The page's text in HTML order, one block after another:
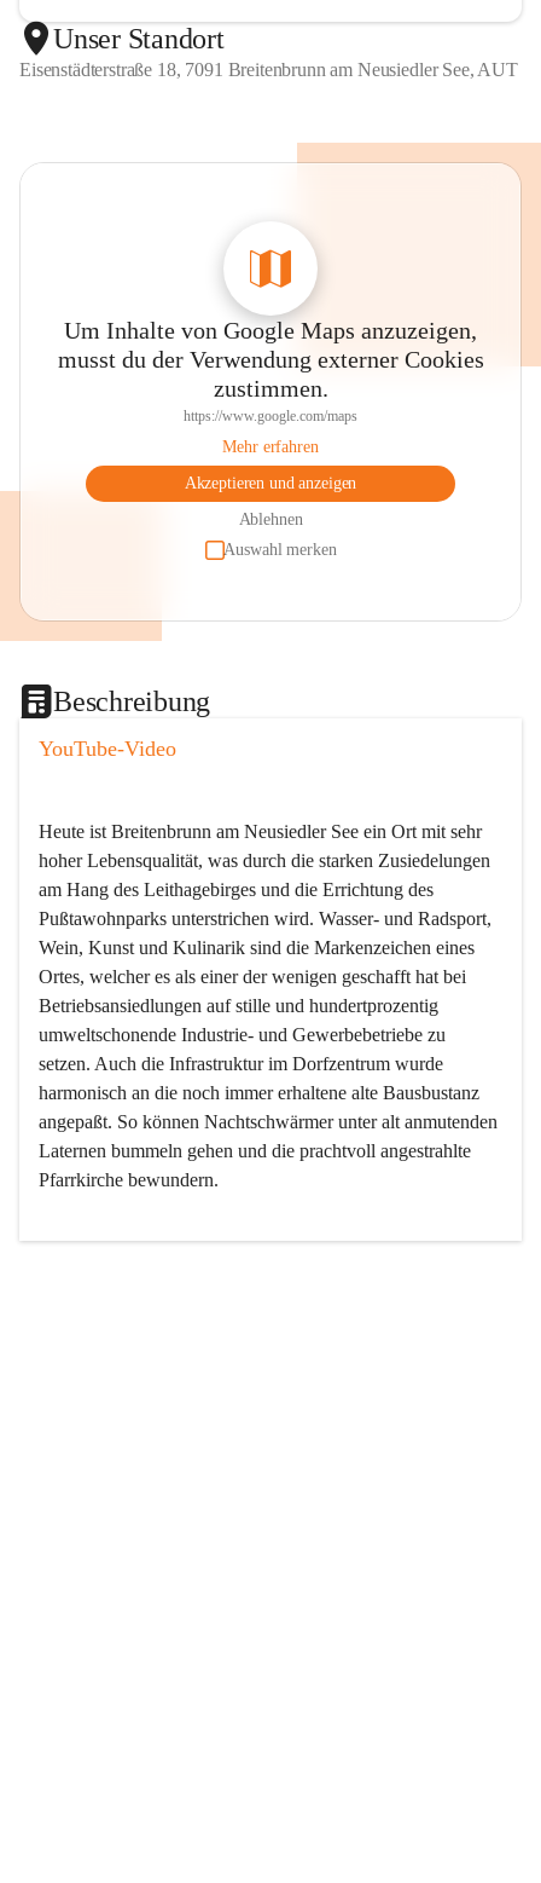
Unser Standort
Eisenstädterstraße 18, 7091 Breitenbrunn am Neusiedler See, AUT
Um Inhalte von Google Maps anzuzeigen,
musst du der Verwendung externer Cookies
zustimmen.
https://www.google.com/maps
Mehr erfahren
Akzeptieren und anzeigen
Ablehnen
Auswahl merken
Beschreibung
YouTube-Video
Heute ist Breitenbrunn am Neusiedler See ein Ort mit sehr
hoher Lebensqualität, was durch die starken Zusiedelungen
am Hang des Leithagebirges und die Errichtung des
Pußtawohnparks unterstrichen wird. Wasser- und Radsport,
Wein, Kunst und Kulinarik sind die Markenzeichen eines
Ortes, welcher es als einer der wenigen geschafft hat bei
Betriebsansiedlungen auf stille und hundertprozentig
umweltschonende Industrie- und Gewerbebetriebe zu
setzen. Auch die Infrastruktur im Dorfzentrum wurde
harmonisch an die noch immer erhaltene alte Bausbustanz
angepaßt. So können Nachtschwärmer unter alt anmutenden
Laternen bummeln gehen und die prachtvoll angestrahlte
Pfarrkirche bewundern.
Der Weinbau dominert heute nicht mehr, ist aber integrativer